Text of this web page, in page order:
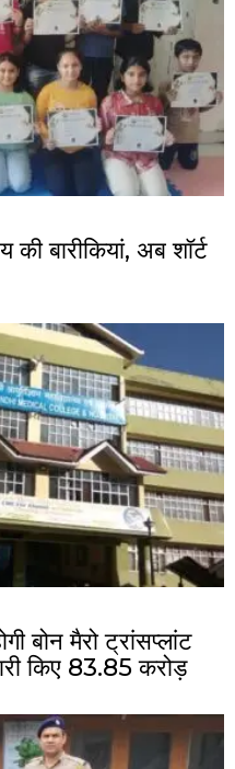
बारीकियां, अब शॉर्ट
बोन मैरो ट्रांसप्लांट
किए ₹83.85 करोड़